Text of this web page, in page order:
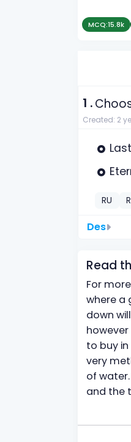
MCQ:15.8k
1 .
Created: 2
RU
Des
Read
For
where a
down
to buy
very
of
and the